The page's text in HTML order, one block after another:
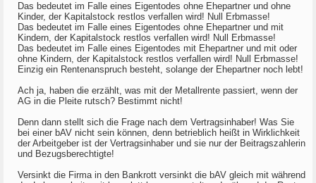
Das bedeutet im Falle eines Eigentodes ohne Ehepartner und ohne
Kinder, der Kapitalstock restlos verfallen wird! Null Erbmasse!
Das bedeutet im Falle eines Eigentodes ohne Ehepartner und mit
Kindern, der Kapitalstock restlos verfallen wird! Null Erbmasse!
Das bedeutet im Falle eines Eigentodes mit Ehepartner und mit oder
ohne Kindern, der Kapitalstock restlos verfallen wird! Null Erbmasse!
Einzig ein Rentenanspruch besteht, solange der Ehepartner noch lebt!
Ach ja, haben die erzählt, was mit der Metallrente passiert, wenn der
AG in die Pleite rutsch? Bestimmt nicht!
Denn dann stellt sich die Frage nach dem Vertragsinhaber! Was Sie
bei einer bAV nicht sein können, denn betrieblich heißt in Wirklichkeit
der Arbeitgeber ist der Vertragsinhaber und sie nur der Beitragszahlerin
und Bezugsberechtigte!
Versinkt die Firma in den Bankrott versinkt die bAV gleich mit während